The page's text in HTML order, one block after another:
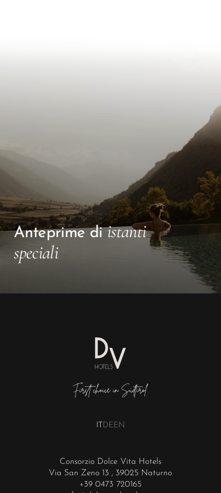
Consorzio Dolce Vita Hotels
Via San Zeno 13 , 39025 Naturno
+39 0473 720165
DEEN